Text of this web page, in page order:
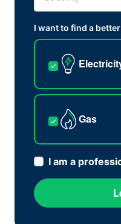
I want to find a
Gas
I am a